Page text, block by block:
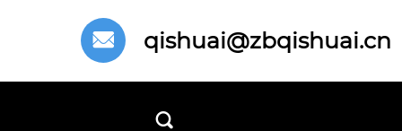
 qishuai@zbqishuai.cn
